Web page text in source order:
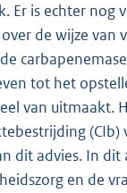
Er is echter
de wijze van
tot het
van uitmaakt.
dit advies. In
en de